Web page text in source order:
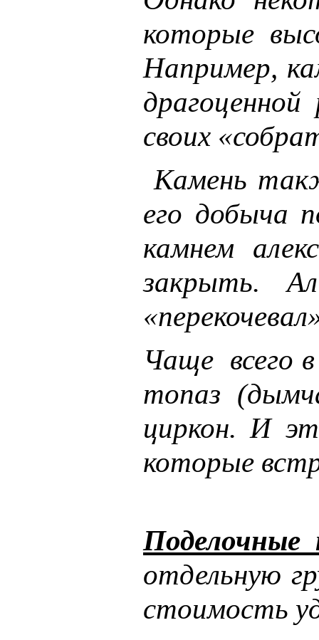
которые
Например,
своих
Камень
его добыча
камнем
закрыть.
Чаще всего
топаз
циркон. И
которые
Поделочные
отдельную
стоимость